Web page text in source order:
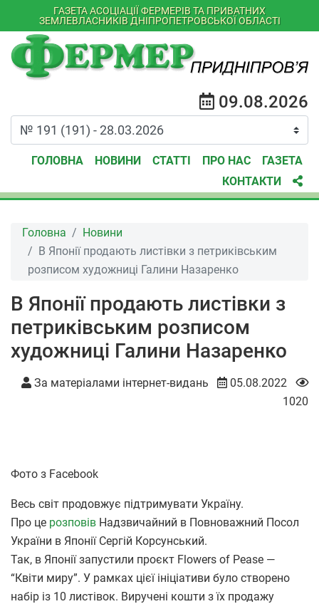
ГАЗЕТА АСОЦІАЦІЇ ФЕРМЕРІВ ТА ПРИВАТНИХ
ЗЕМЛЕВЛАСНИКІВ ДНІПРОПЕТРОВСЬКОЇ ОБЛАСТІ
09.08.2026
ГОЛОВНА НОВИНИ СТАТТІ ПРО НАС
ГАЗЕТА
КОНТАКТИ
Головна
Новини
В Японії продають листівки з петриківським
розписом художниці Галини Назаренко
В Японії продають листівки з
петриківським розписом
художниці Галини Назаренко
За матеріалами інтернет-видань
05.08.2022
1020
Фото з Facebook
Весь світ продовжує підтримувати Україну.
Про це розповів Надзвичайний в Повноважний Посол
України в Японії Сергій Корсунський.
Так, в Японії запустили проєкт Flowers of Pease —
“Квіти миру”. У рамках цієї ініціативи було створено
набір із 10 листівок. Виручені кошти з їх продажу